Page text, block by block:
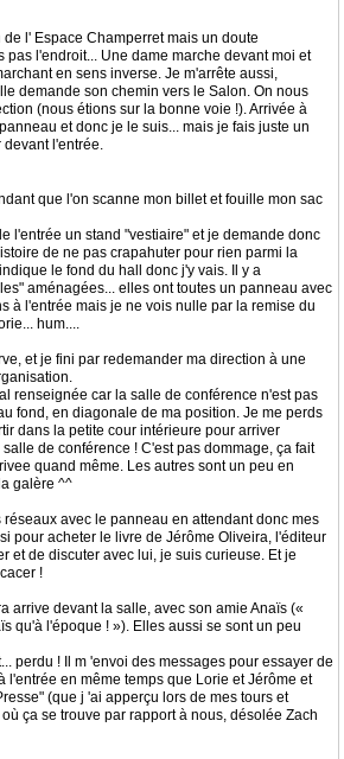
l' Espace Champerret mais un doute
pas l'endroit... Une dame marche devant moi et
en sens inverse. Je m'arrête aussi,
demande son chemin vers le Salon. On nous
(nous étions sur la bonne voie !). Arrivée à
et donc je le suis... mais je fais juste un
devant l'entrée.
que l'on scanne mon billet et fouille mon sac
l'entrée un stand "vestiaire" et je demande donc
de ne pas crapahuter pour rien parmi la
le fond du hall donc j'y vais. Il y a
aménagées... elles ont toutes un panneau avec
à l'entrée mais je ne vois nulle par la remise du
hum....
et je fini par redemander ma direction à une
renseignée car la salle de conférence n'est pas
fond, en diagonale de ma position. Je me perds
dans la petite cour intérieure pour arriver
de conférence ! C'est pas dommage, ça fait
quand même. Les autres sont un peu en
galère ^^
avec le panneau en attendant donc mes
pour acheter le livre de Jérôme Oliveira, l'éditeur
et de discuter avec lui, je suis curieuse. Et je
!
arrive devant la salle, avec son amie Anaïs («
qu'à l'époque ! »). Elles aussi se sont un peu
perdu ! Il m 'envoi des messages pour essayer de
l'entrée en même temps que Lorie et Jérôme et
(que j 'ai apperçu lors de mes tours et
ça se trouve par rapport à nous, désolée Zach